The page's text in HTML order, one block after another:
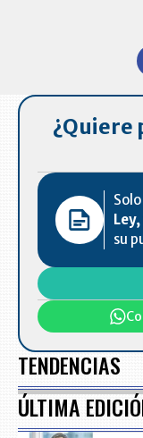
¿Quiere
Solo
Ley,
su
TENDENCIAS
ÚLTIMA